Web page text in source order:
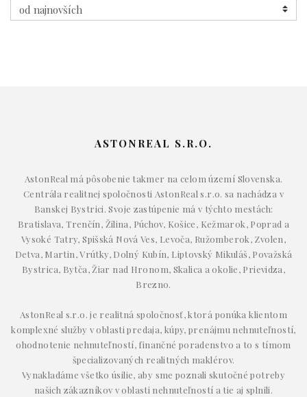
ASTONREAL S.R.O.
AstonReal má pôsobenie takmer na celom území Slovenska.
Centrála realitnej spoločnosti AstonReal s.r.o. sa nachádza v
Banskej Bystrici. Svoje zastúpenie má v týchto mestách:
Bratislava, Trenčín, Žilina, Púchov, Košice, Kežmarok, Poprad a
Vysoké Tatry, Spišská Nová Ves, Levoča, Ružomberok, Zvolen,
Detva, Martin, Vrútky, Dolný Kubín, Liptovský Mikuláš, Považská
Bystrica, Bytča, Žiar nad Hronom, Skalica a okolie, Prievidza,
Brezno.
AstonReal s.r.o. je realitná spoločnosť, ktorá ponúka klientom
komplexné služby v oblasti predaja, kúpy, prenájmu nehnuteľností,
ohodnotenie nehnuteľností, finančné poradenstvo a to s tímom
špecializovaných realitných maklérov.
Vynakladáme všetko úsilie, aby sme poznali skutočné potreby
našich zákazníkov v oblasti nehnuteľností a tie aj splnili.